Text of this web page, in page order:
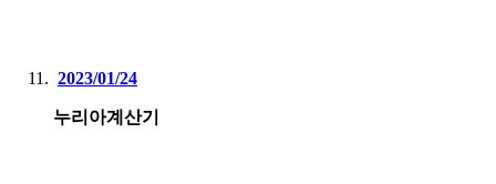
2023/01/24
누리아계산기